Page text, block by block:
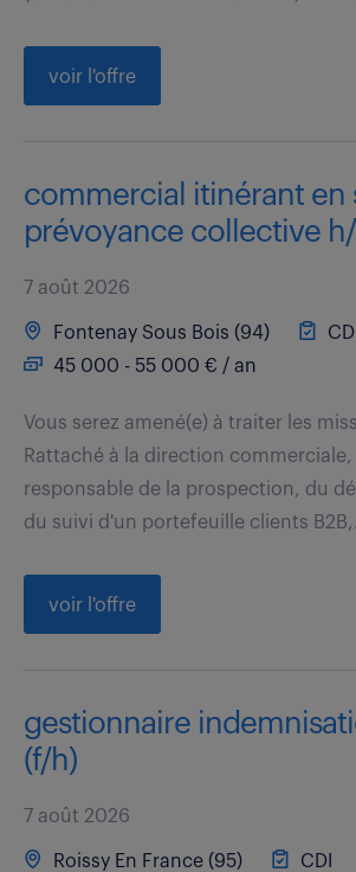
voir l'offre
commercial itinérant en
prévoyance collective
7 août 2026
Fontenay Sous Bois (94)
CDI
45 000 - 55 000 € / an
Vous serez amené(e) à traiter les
Rattaché à la direction commerciale,
responsable de la prospection, du
du suivi d'un portefeuille clients
voir l'offre
gestionnaire
(f/h)
7 août 2026
Roissy En France (95)
CDI